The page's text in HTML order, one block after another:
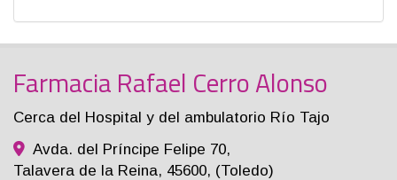
Farmacia Rafael Cerro Alonso
Cerca del Hospital y del ambulatorio Río Tajo
Avda. del Príncipe Felipe 70,
Talavera de la Reina, 45600, (Toledo)